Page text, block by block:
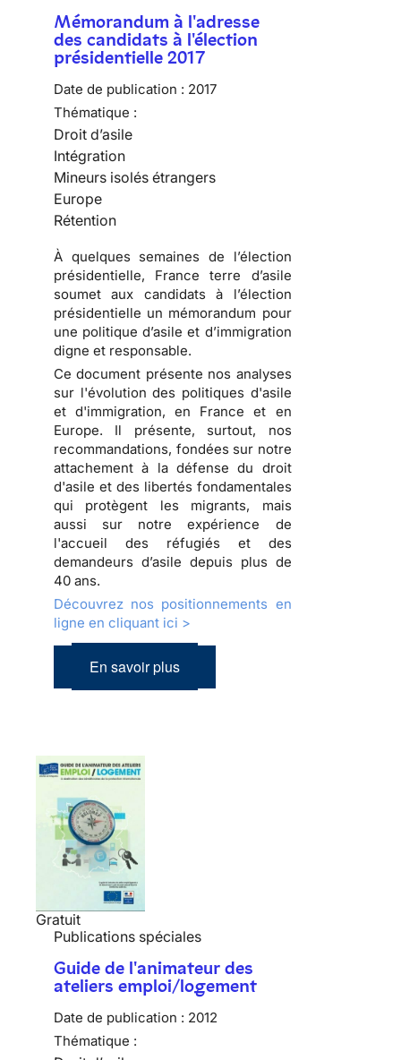
Mémorandum à l'adresse
des candidats à l'élection
présidentielle 2017
Date de publication : 2017
Thématique :
Droit d’asile
Intégration
Mineurs isolés étrangers
Europe
Rétention
À quelques semaines de l’élection
présidentielle, France terre d’asile
soumet aux candidats à l’élection
présidentielle un mémorandum pour
une politique d’asile et d’immigration
digne et responsable.
Ce document présente nos analyses
sur l'évolution des politiques d'asile
et d'immigration, en France et en
Europe. Il présente, surtout, nos
recommandations, fondées sur notre
attachement à la défense du droit
d'asile et des libertés fondamentales
qui protègent les migrants, mais
aussi sur notre expérience de
l'accueil des réfugiés et des
demandeurs d’asile depuis plus de
40 ans.
Découvrez nos positionnements en
ligne en cliquant ici >
En savoir plus
Gratuit
Publications spéciales
Guide de l'animateur des
ateliers emploi/logement
Date de publication : 2012
Thématique :